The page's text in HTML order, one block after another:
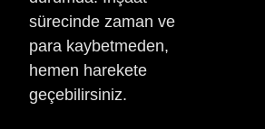
sürecinde zaman ve
para kaybetmeden,
hemen harekete
geçebilirsiniz.